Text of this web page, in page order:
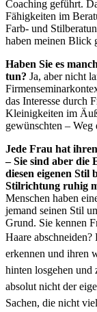
Coaching geführt.
Fähigkeiten im
Farb- und
haben meinen Blick
Haben Sie es
tun? Ja, aber nicht
das Interesse durch
Kleinigkeiten im
gewünschten – Weg
Jede Frau hat
– Sie sind aber die
diesen eigenen Stil
Stilrichtung ruhig
Menschen haben
jemand seinen Stil
Grund. Sie kennen
Haare abschneiden?
erkennen und ihren
hinten losgehen und
absolut nicht der
Sachen, die nicht